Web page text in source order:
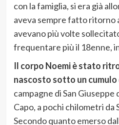
con la famiglia, si era già
aveva sempre fatto ritorno
avevano più volte
frequentare più il 18enne,
Il corpo Noemi è stato
nascosto sotto un cumulo
campagne di San Giuseppe
Capo, a pochi chilometri da
Secondo quanto emerso